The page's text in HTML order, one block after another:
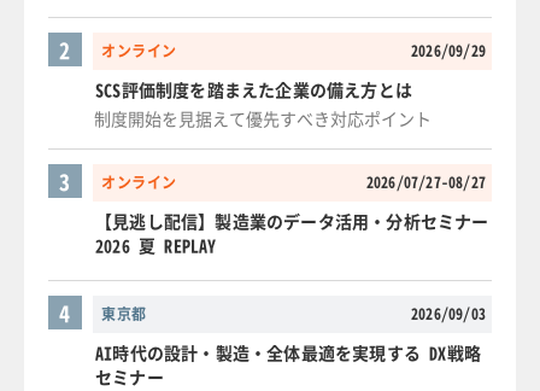
オンライン 2026/09/29
2
SCS評価制度を踏まえた企業の備え方とは
制度開始を見据えて優先すべき対応ポイント
オンライン 2026/07/27-08/27
3
【見逃し配信】製造業のデータ活用・分析セミナー
2026 夏 REPLAY
東京都 2026/09/03
4
AI時代の設計・製造・全体最適を実現する DX戦略
セミナー